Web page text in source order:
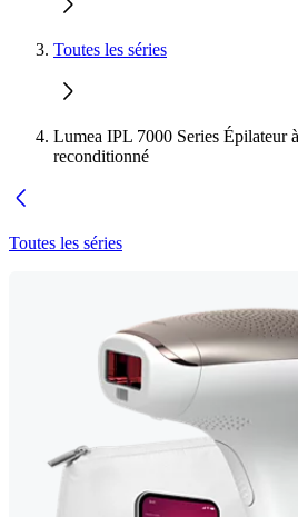
Toutes les séries
Lumea IPL 7000 Series Épilateur
reconditionné
Toutes les séries